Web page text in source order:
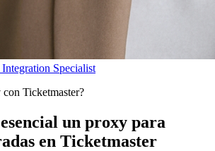
Specialist
Ticketmaster?
un proxy para
en Ticketmaster